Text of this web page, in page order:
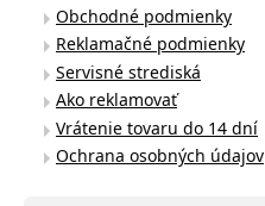
Obchodné podmienky
Reklamačné podmienky
Servisné strediská
Ako reklamovať
Vrátenie tovaru do 14 dní
Ochrana osobných údajov